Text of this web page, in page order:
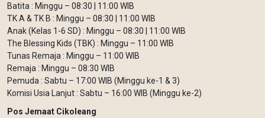
Batita : Minggu – 08:30 | 11:00 WIB
TK A & TK B : Minggu – 08:30 | 11:00 WIB
Anak (Kelas 1-6 SD) : Minggu – 08:30 | 11:00 WIB
The Blessing Kids (TBK) : Minggu – 11:00 WIB
Tunas Remaja : Minggu – 11:00 WIB
Remaja : Minggu – 08:30 WIB
Pemuda : Sabtu – 17:00 WIB (Minggu ke-1 & 3)
Komisi Usia Lanjut : Sabtu – 16:00 WIB (Minggu ke-2)
Pos Jemaat Cikoleang